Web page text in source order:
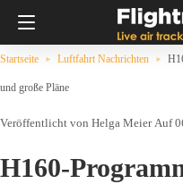
Startseite Luftfahrt Nachrichten
und große Pläne
Helga Meier Auf
H160-